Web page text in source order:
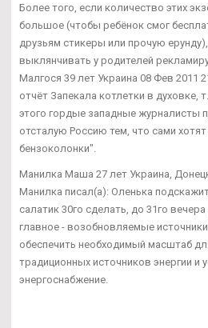
Более того, если количество этих
большое (чтобы ребёнок смог
друзьям стикеры или прочую
выклянчивать у родителей
Малгося 39 лет Украина 08 Фев 2011
отчёт Запекала котлетки в духовке,
этого гордые западные журналисты
отсталую Россию тем, что сами
бензоколонки".
Манилка Маша 27 лет Украина,
Манилка писал(а): Оленька
салатик 30го сделать, до 31го
главное - возобновляемые
обеспечить необходимый масштаб
традиционных источников энергии и
энергоснабжение.